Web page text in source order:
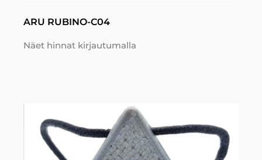
ARU RUBINO-C04
Näet hinnat kirjautumalla